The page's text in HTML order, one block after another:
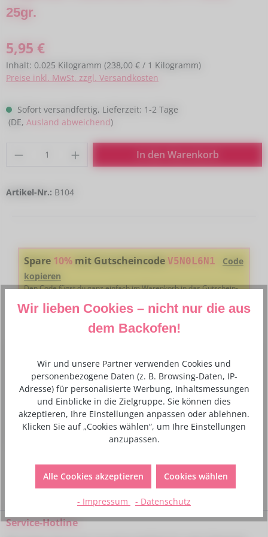
25gr.
Regulärer Preis:
5,95 €
Inhalt: 0.025 Kilogramm (238,00 € / 1 Kilogramm)
Preise inkl. MwSt. zzgl. Versandkosten
Sofort versandfertig, Lieferzeit: 1-2 Tage
(DE, Ausland abweichend)
Produkt Anzahl: Gib den gewünschten
In den Warenkorb
Artikel-Nr.: B104
Spare 10% mit Gutscheincode V5N0L6N1
Code
kopieren
Den Code fügst du ganz einfach im Warenkorb in das Gutschein-
Beschreibung
Konzentrierte Farbpasten geben Marzipan und Fondant
schöne natürliche Farben. Anleitung: Die Farbe in geringer
Menge durch…Mehr
Verantwortlicher Lebensmittelunternehmer
Service-Hotline
Wir lieben Cookies – nicht nur die aus
dem Backofen!
Wir und unsere Partner verwenden Cookies und
personenbezogene Daten (z. B. Browsing-Daten, IP-
Adresse) für personalisierte Werbung, Inhaltsmessungen
und Einblicke in die Zielgruppe. Sie können dies
akzeptieren, Ihre Einstellungen anpassen oder ablehnen.
Klicken Sie auf „Cookies wählen“, um Ihre Einstellungen
anzupassen.
Alle Cookies akzeptieren Cookies wählen
- Impressum - Datenschutz